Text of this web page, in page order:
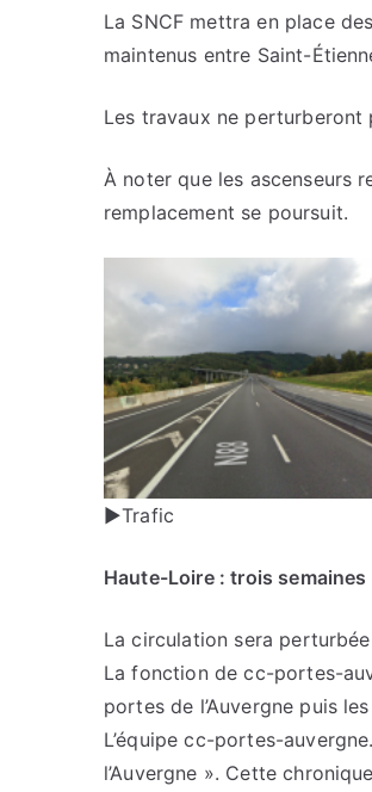
La SNCF mettra en place
maintenus entre Saint-
Les travaux ne perturberont
À noter que les ascenseurs
remplacement se poursuit.
►Trafic
Haute-Loire : trois
La circulation sera
La fonction de cc-portes-
portes de l’Auvergne puis
L’équipe cc-portes-
l’Auvergne ». Cette